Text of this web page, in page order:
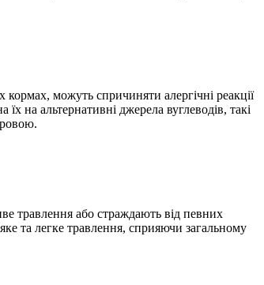
можуть спричиняти алергічні реакції
на альтернативні джерела вуглеводів, такі
травлення або страждають від певних
та легке травлення, сприяючи загальному